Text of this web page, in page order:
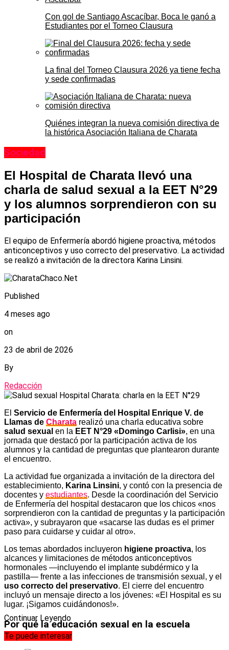
Con gol de Santiago Ascacíbar, Boca le ganó a
Estudiantes por el Torneo Clausura
La final del Torneo Clausura 2026 ya tiene fecha
y sede confirmadas
Quiénes integran la nueva comisión directiva de
la histórica Asociación Italiana de Charata
Sociedad
El Hospital de Charata llevó una
charla de salud sexual a la EET N°29
y los alumnos sorprendieron con su
participación
El equipo de Enfermería abordó higiene proactiva, métodos
anticonceptivos y uso correcto del preservativo. La actividad
se realizó a invitación de la directora Karina Linsini.
Published
4 meses ago
on
23 de abril de 2026
By
Redacción
El Servicio de Enfermería del Hospital Enrique V. de
Llamas de Charata realizó una charla educativa sobre
salud sexual en la EET N°29 «Domingo Carlisi», en una
jornada que destacó por la participación activa de los
alumnos y la cantidad de preguntas que plantearon durante
el encuentro.
La actividad fue organizada a invitación de la directora del
establecimiento, Karina Linsini, y contó con la presencia de
docentes y estudiantes. Desde la coordinación del Servicio
de Enfermería del hospital destacaron que los chicos «nos
sorprendieron con la cantidad de preguntas y la participación
activa», y subrayaron que «sacarse las dudas es el primer
paso para cuidarse y cuidar al otro».
Los temas abordados incluyeron higiene proactiva, los
alcances y limitaciones de métodos anticonceptivos
hormonales —incluyendo el implante subdérmico y la
pastilla— frente a las infecciones de transmisión sexual, y el
uso correcto del preservativo. El cierre del encuentro
incluyó un mensaje directo a los jóvenes: «El Hospital es su
lugar. ¡Sigamos cuidándonos!».
Por qué la educación sexual en la escuela
importa
Continuar Leyendo
Te puede interesar